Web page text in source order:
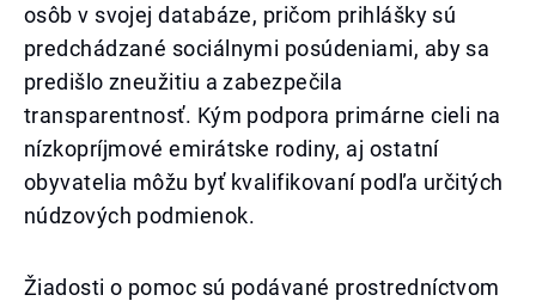
osôb v svojej databáze, pričom prihlášky sú
predchádzané sociálnymi posúdeniami, aby sa
predišlo zneužitiu a zabezpečila
transparentnosť. Kým podpora primárne cieli na
nízkopríjmové emirátske rodiny, aj ostatní
obyvatelia môžu byť kvalifikovaní podľa určitých
núdzových podmienok.
Žiadosti o pomoc sú podávané prostredníctvom